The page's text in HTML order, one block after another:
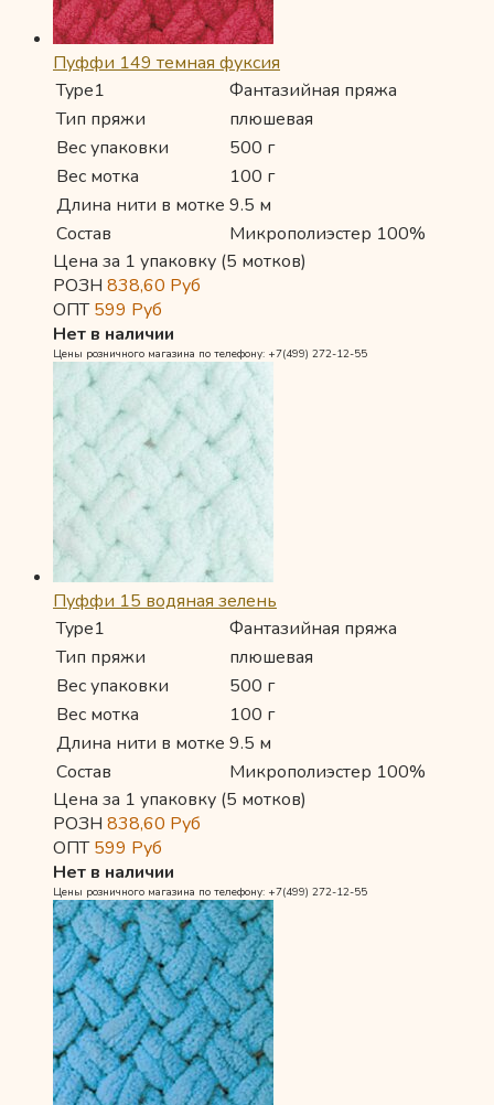
Пуффи 149 темная фуксия
Type1
Фантазийная пряжа
Тип пряжи
плюшевая
Вес упаковки
500 г
Вес мотка
100 г
Длина нити в мотке 9.5 м
Состав
Микрополиэстер 100%
Цена за 1 упаковку (5 мотков)
РОЗН 838,60 Руб
ОПТ599 Руб
Нет в наличии
Цены розничного магазина по телефону: +7(499) 272-12-55
Пуффи 15 водяная зелень
Type1
Фантазийная пряжа
Тип пряжи
плюшевая
Вес упаковки
500 г
Вес мотка
100 г
Длина нити в мотке 9.5 м
Состав
Микрополиэстер 100%
Цена за 1 упаковку (5 мотков)
РОЗН 838,60 Руб
ОПТ599 Руб
Нет в наличии
Цены розничного магазина по телефону: +7(499) 272-12-55